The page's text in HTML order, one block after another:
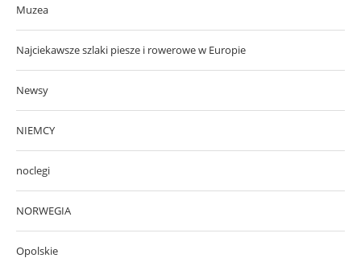
Muzea
Najciekawsze szlaki piesze i rowerowe w Europie
Newsy
NIEMCY
noclegi
NORWEGIA
Opolskie